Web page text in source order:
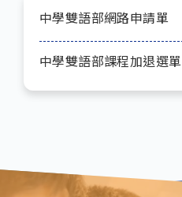
中學雙語部網路申請單
中學雙語部課程加退選單